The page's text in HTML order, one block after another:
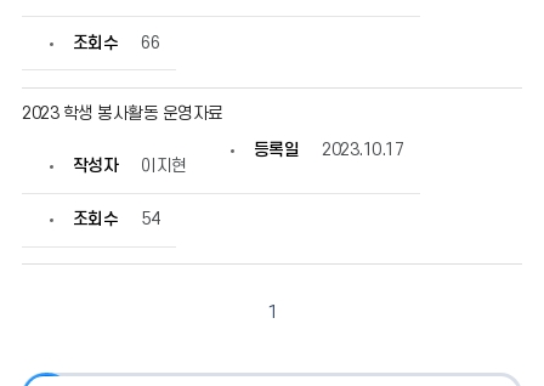
를
확
인
다.
조회수 66
2023 학생 봉사활동 운영자료
작성자 이지현
등록일 2023.10.17
조회수 54
1